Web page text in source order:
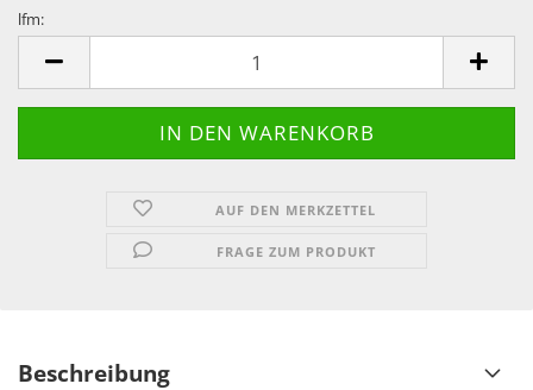
lfm:
AUF DEN MERKZETTEL
FRAGE ZUM PRODUKT
Beschreibung